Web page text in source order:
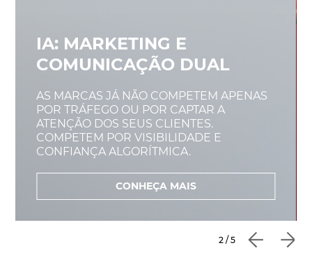
IA: MARKETING E
COMUNICAÇÃO DUAL
AS MARCAS JÁ NÃO COMPETEM APENAS
POR TRÁFEGO OU POR CAPTAR A
ATENÇÃO DOS SEUS CLIENTES.
COMPETEM POR VISIBILIDADE E
CONFIANÇA ALGORÍTMICA.
CONHEÇA MAIS
2 / 5